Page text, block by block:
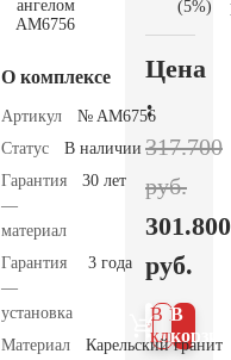
О комплексе
Артикул
№ AM6756
Статус
В наличии
Гарантия
—
материал
30 лет
Гарантия
—
установка
3 года
Материал
Карельский гранит
(5%)
Цена
:
317.700
руб.
301.800
руб.
В
В 1
клик